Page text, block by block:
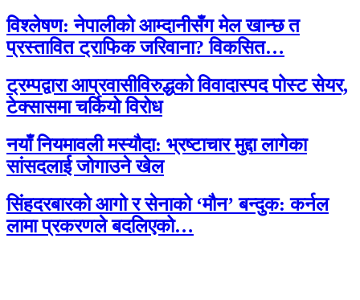
विश्लेषण: नेपालीको आम्दानीसँग मेल खान्छ त
प्रस्तावित ट्राफिक जरिवाना? विकसित…
ट्रम्पद्वारा आप्रवासीविरुद्धको विवादास्पद पोस्ट सेयर,
टेक्सासमा चर्कियो विरोध
नयाँ नियमावली मस्यौदा: भ्रष्टाचार मुद्दा लागेका
सांसदलाई जोगाउने खेल
सिंहदरबारको आगो र सेनाको ‘मौन’ बन्दुक: कर्नल
लामा प्रकरणले बदलिएको…